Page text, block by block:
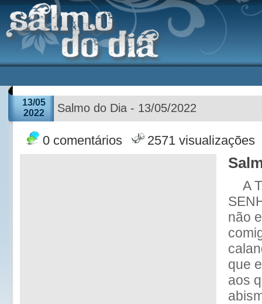
13/05
2022
Salmo do Dia - 13/05/2022
0 comentários 2571 visualizações
A
não
que
aos